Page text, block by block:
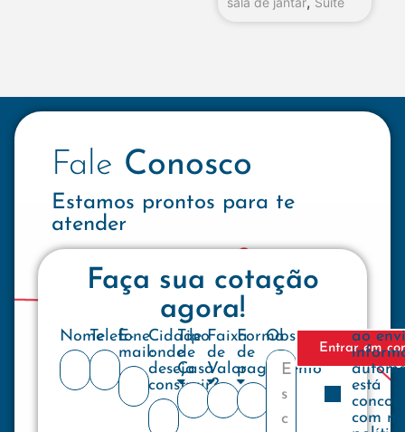
Fale Conosco
Estamos prontos para te
atender
Faça sua cotação
agora!
NomeTelefone
E-
mail:
Cidade
onde
deseja
construir?
Tipo
de
Casa
Faixa
de
Valor
Forma
de
pagamento
Observações
Entrar em
ao
está
com